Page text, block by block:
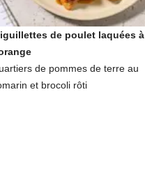
de poulet laquées à
de pommes de terre au
et brocoli rôti